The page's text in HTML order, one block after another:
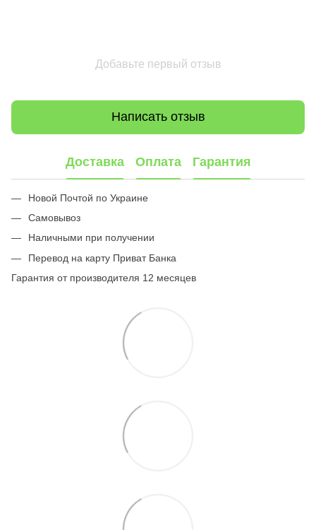
Добавьте первый отзыв
Написать отзыв
Доставка Оплата Гарантия
Новой Почтой по Украине
Самовывоз
Наличными при получении
Перевод на карту Приват Банка
Гарантия от производителя 12 месяцев